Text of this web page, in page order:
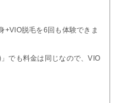
+VIO脱毛を6回も体験できま
でも料金は同じなので、VIO